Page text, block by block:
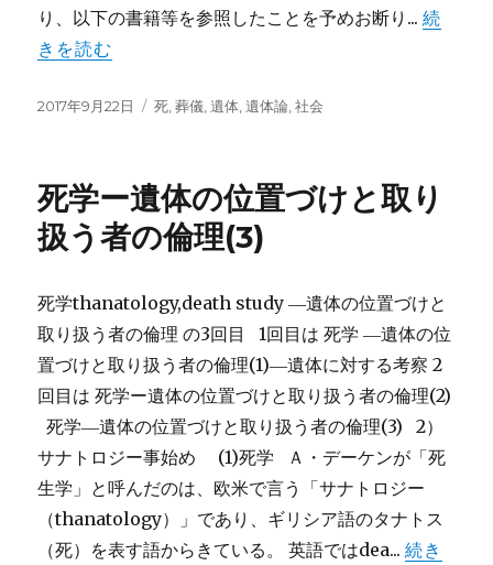
り、以下の書籍等を参照したことを予めお断り...続
きを読む
投
2017年9月22日
カ
ー
死 ,葬儀 ,遺体 ,遺体論 ,社会
死学ー遺体の位置づけと取り
扱う者の倫理(3)
死学thanatology,death study ―遺体の位置づけと
取り扱う者の倫理 の3回目 1回目は 死学 ―遺体の位
置づけと取り扱う者の倫理(1)―遺体に対する考察 2
回目は 死学ー遺体の位置づけと取り扱う者の倫理(2)
死学―遺体の位置づけと取り扱う者の倫理(3) 2）
サナトロジー事始め (1)死学 Ａ・デーケンが「死
生学」と呼んだのは、欧米で言う「サナトロジー
（thanatology）」であり、ギリシア語のタナトス
（死）を表す語からきている。 英語ではdea...続き